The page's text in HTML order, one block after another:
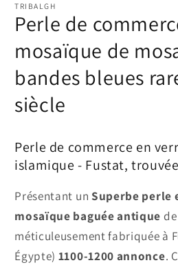
TRIBALGH
Perle de
mosaïque de
bandes bleues
siècle
Perle de commerce en
islamique - Fustat,
Présentant un Superbe perle
mosaïque baguée antique
méticuleusement fabriquée à
Égypte) 1100-1200 annonce.